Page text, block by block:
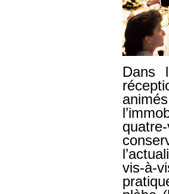
Dans
vis-à-